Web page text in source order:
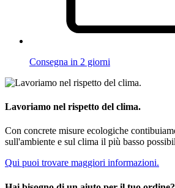
Consegna in 2 giorni
Lavoriamo nel rispetto del clima.
Con concrete misure ecologiche
sull'ambiente e sul clima il più basso
Qui puoi trovare maggiori informazioni.